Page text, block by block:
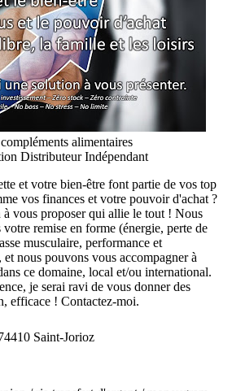
alimentaires
Distributeur Indépendant
et votre bien-être font partie de vos top
vos finances et votre pouvoir d'achat ?
vous proposer qui allie le tout ! Nous
remise en forme (énergie, perte de
musculaire, performance et
nous pouvons vous accompagner à
ce domaine, local et/ou international.
je serai ravi de vous donner des
efficace ! Contactez-moi.
Saint-Jorioz